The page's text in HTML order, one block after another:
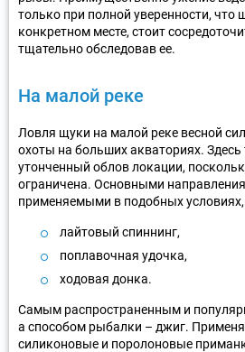
только при полной уверенности, что
конкретном месте, стоит
тщательно обследовав ее.
На малой реке
Ловля щуки на малой реке весной
охоты на больших акваториях. Здесь
утонченный облов локации,
ограничена. Основными
применяемыми в подобных
лайтовый спиннинг,
поплавочная удочка,
ходовая донка.
Самым распространенным и
а способом рыбалки – джиг.
силиконовые и поролоновые